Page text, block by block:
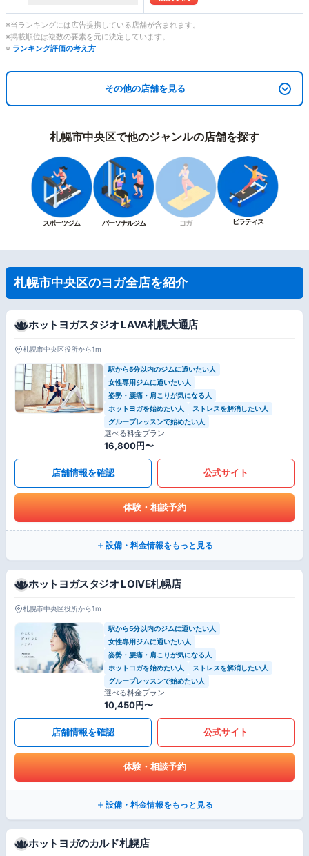
※当ランキングには広告提携している店舗が含まれます。
※掲載順位は複数の要素を元に決定しています。
※ ランキング評価の考え方
その他の店舗を見る
札幌市中央区で他のジャンルの店舗を探す
スポーツジム パーソナルジム ヨガ ピラティス
札幌市中央区のヨガ全店を紹介
ホットヨガスタジオ LAVA札幌大通店
札幌市中央区役所から1m
駅から5分以内のジムに通いたい人
女性専用ジムに通いたい人
姿勢・腰痛・肩こりが気になる人
ホットヨガを始めたい人
ストレスを解消したい人
グループレッスンで始めたい人
選べる料金プラン
16,800円〜
店舗情報を確認 公式サイト
体験・相談予約
設備・料金情報をもっと見る
ホットヨガスタジオ LOIVE札幌店
札幌市中央区役所から1m
駅から5分以内のジムに通いたい人
女性専用ジムに通いたい人
姿勢・腰痛・肩こりが気になる人
ホットヨガを始めたい人
ストレスを解消したい人
グループレッスンで始めたい人
選べる料金プラン
10,450円〜
店舗情報を確認 公式サイト
体験・相談予約
設備・料金情報をもっと見る
ホットヨガのカルド札幌店